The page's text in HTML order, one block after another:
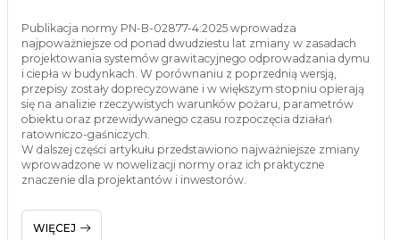
Publikacja normy PN-B-02877-4:2025 wprowadza
najpoważniejsze od ponad dwudziestu lat zmiany w zasadach
projektowania systemów grawitacyjnego odprowadzania dymu
i ciepła w budynkach. W porównaniu z poprzednią wersją,
przepisy zostały doprecyzowane i w większym stopniu opierają
się na analizie rzeczywistych warunków pożaru, parametrów
obiektu oraz przewidywanego czasu rozpoczęcia działań
ratowniczo-gaśniczych.
W dalszej części artykułu przedstawiono najważniejsze zmiany
wprowadzone w nowelizacji normy oraz ich praktyczne
znaczenie dla projektantów i inwestorów.
WIĘCEJ